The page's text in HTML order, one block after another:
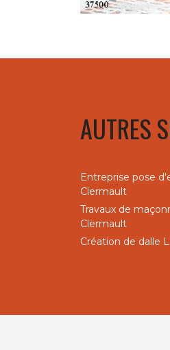
AUTRES
Entreprise pose
Clermault
Travaux de
Clermault
Création de dalle